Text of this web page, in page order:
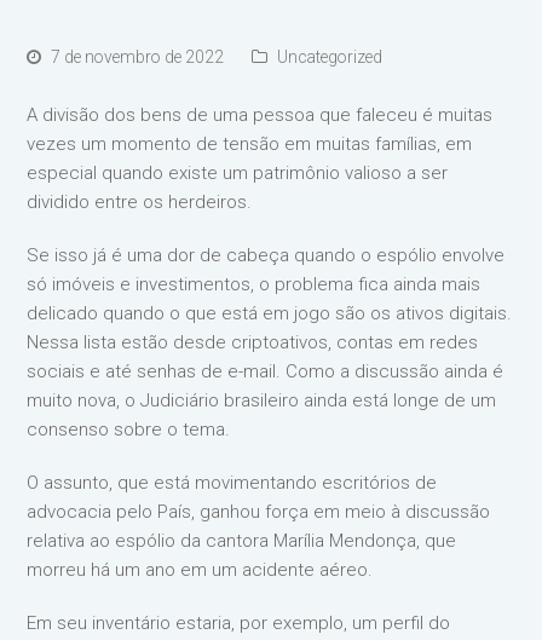
7 de novembro de 2022 Uncategorized
A divisão dos bens de uma pessoa que faleceu é muitas
vezes um momento de tensão em muitas famílias, em
especial quando existe um patrimônio valioso a ser
dividido entre os herdeiros.
Se isso já é uma dor de cabeça quando o espólio envolve
só imóveis e investimentos, o problema fica ainda mais
delicado quando o que está em jogo são os ativos digitais.
Nessa lista estão desde criptoativos, contas em redes
sociais e até senhas de e-mail. Como a discussão ainda é
muito nova, o Judiciário brasileiro ainda está longe de um
consenso sobre o tema.
O assunto, que está movimentando escritórios de
advocacia pelo País, ganhou força em meio à discussão
relativa ao espólio da cantora Marília Mendonça, que
morreu há um ano em um acidente aéreo.
Em seu inventário estaria, por exemplo, um perfil do